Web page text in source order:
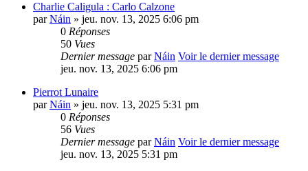
Charlie Caligula : Carlo Calzone
parNáin » jeu. nov. 13, 2025 6:06 pm
0 Réponses
50 Vues
Dernier message parNáin Voir le dernier message
jeu. nov. 13, 2025 6:06 pm
Pierrot Lunaire
parNáin » jeu. nov. 13, 2025 5:31 pm
0 Réponses
56 Vues
Dernier message parNáin Voir le dernier message
jeu. nov. 13, 2025 5:31 pm